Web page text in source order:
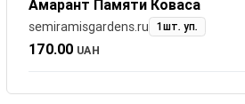
Амарант Памяти Коваса
semiramisgardens.ru 1шт. уп.
170.00 UAH